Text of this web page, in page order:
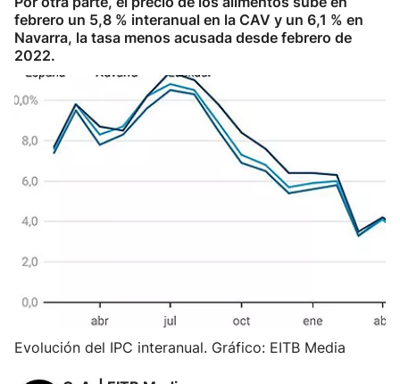
febrero un 5,8 % interanual en la CAV y un 6,1 % en
Navarra, la tasa menos acusada desde febrero de
2022.
Evolución del IPC interanual. Gráfico: EITB Media